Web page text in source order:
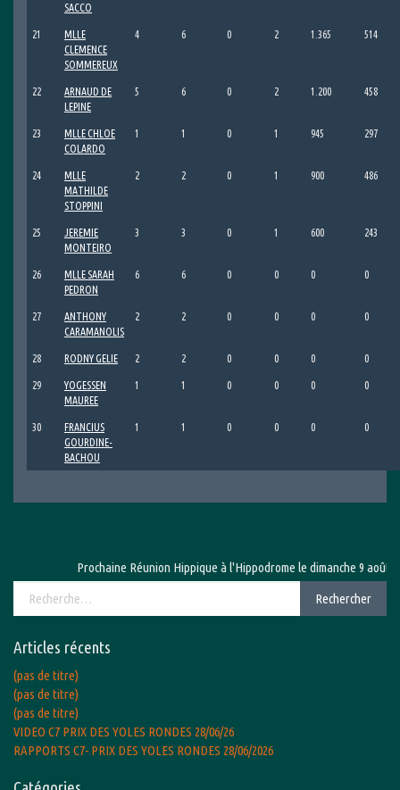
SACCO
21
MLLE
CLEMENCE
SOMMEREUX
4 6 0 2 1.365 514
22
ARNAUD DE
LEPINE
5 6 0 2 1.200 458
23
MLLE CHLOE
COLARDO
1 1 0 1 945 297
24
MLLE
MATHILDE
STOPPINI
2 2 0 1 900 486
25
JEREMIE
MONTEIRO
3 3 0 1 600 243
26
MLLE SARAH
PEDRON
6 6 0 0 0 0
27
ANTHONY
CARAMANOLIS
2 2 0 0 0 0
28 RODNY GELIE 2 2 0 0 0 0
29
YOGESSEN
MAUREE
1 1 0 0 0 0
30
FRANCIUS
GOURDINE-
BACHOU
1 1 0 0 0 0
Prochaine Réunion Hippique à l'Hippodrome le dimanche 9 août
Rechercher
Articles récents
(pas de titre)
(pas de titre)
(pas de titre)
VIDEO C7 PRIX DES YOLES RONDES 28/06/26
RAPPORTS C7- PRIX DES YOLES RONDES 28/06/2026